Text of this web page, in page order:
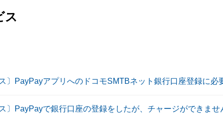
ス
〕PayPayアプリへのドコモSMTBネット銀行口座登録に必
〕PayPayで銀行口座の登録をしたが、チャージができませ